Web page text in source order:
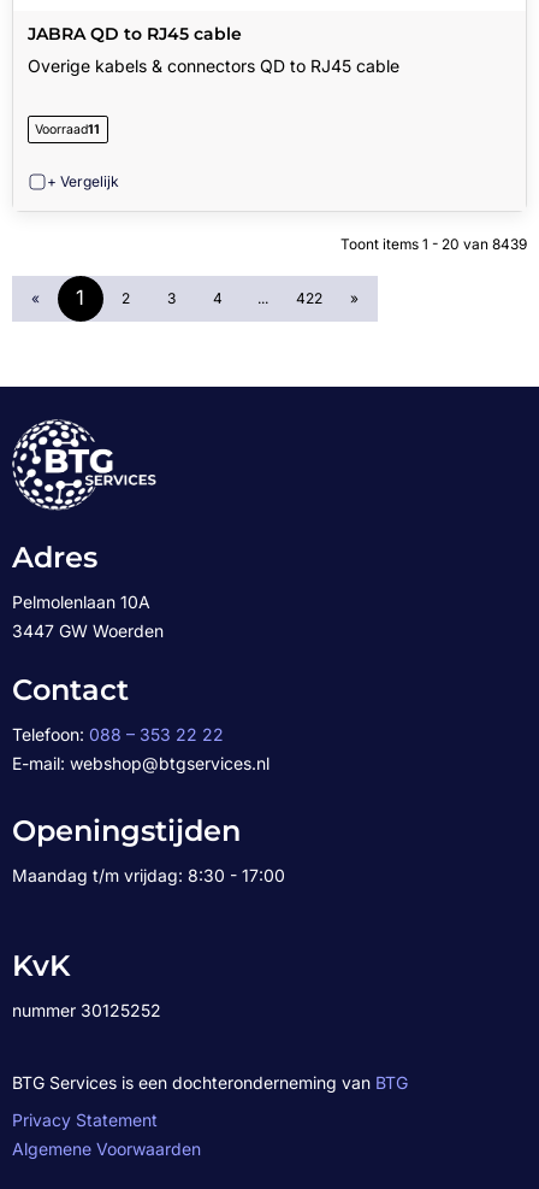
JABRA QD to RJ45 cable
Overige kabels & connectors QD to RJ45 cable
Voorraad11
+ Vergelijk
Toont items 1 - 20 van 8439
« 1 2 3 4 ... 422 »
Adres
Pelmolenlaan 10A
3447 GW Woerden
Contact
Telefoon: 088 – 353 22 22
E-mail: webshop@btgservices.nl
Openingstijden
Maandag t/m vrijdag: 8:30 - 17:00
KvK
nummer 30125252
BTG Services is een dochteronderneming van BTG
Privacy Statement
Algemene Voorwaarden